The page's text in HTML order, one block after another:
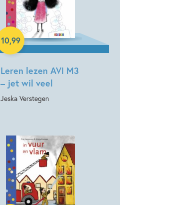
Leren lezen AVI M3
– jet wil veel
Jeska Verstegen
10,99
Hardcover